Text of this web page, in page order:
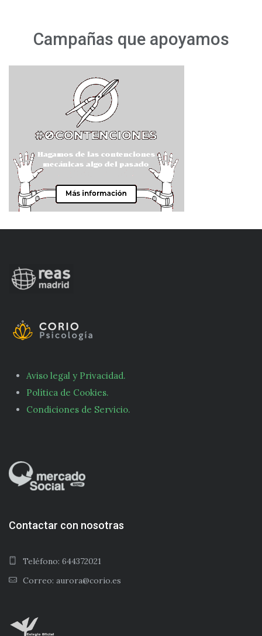
Campañas que apoyamos
Aviso legal y Privacidad.
Política de Cookies.
Condiciones de Servicio.
Contactar con nosotras
Teléfono: 644372021
Correo: aurora@corio.es